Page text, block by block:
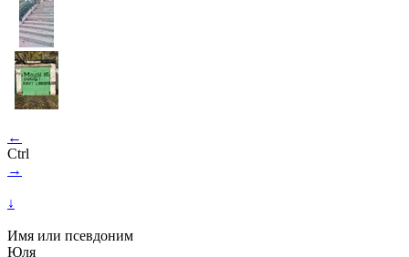
←
Ctrl
→
↓
Имя или псевдоним
Юля